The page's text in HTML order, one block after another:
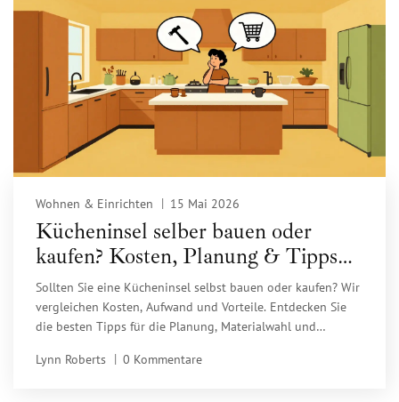
Wohnen & Einrichten 15 Mai 2026
Kücheninsel selber bauen oder
kaufen? Kosten, Planung & Tipps
für 2026
Sollten Sie eine Kücheninsel selbst bauen oder kaufen? Wir
vergleichen Kosten, Aufwand und Vorteile. Entdecken Sie
die besten Tipps für die Planung, Materialwahl und
Lynn Roberts
0 Kommentare